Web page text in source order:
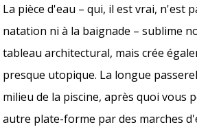
La pièce d'eau – qui, il est vrai, n'est
natation ni à la baignade – sublime
tableau architectural, mais crée
presque utopique. La longue
milieu de la piscine, après quoi vous
autre plate-forme par des marches